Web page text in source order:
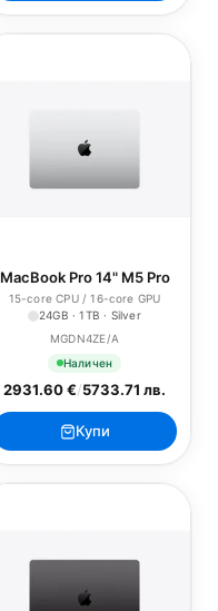
MacBook Pro 14" M5 Pro
15-core CPU / 16-core GPU
24GB · 1TB · Silver
MGDN4ZE/A
Наличен
2931.60 €/5733.71 лв.
Купи